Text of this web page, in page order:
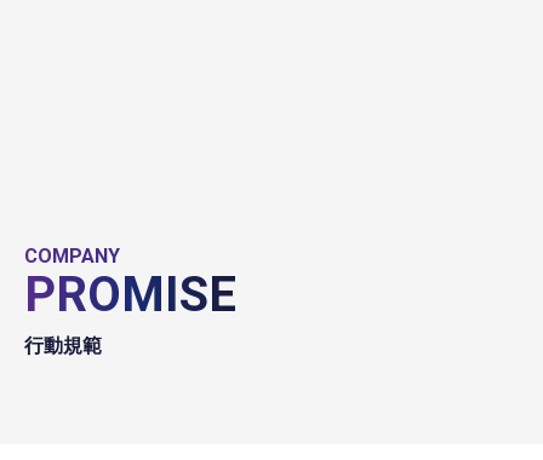
COMPANY
PROMISE
行動規範